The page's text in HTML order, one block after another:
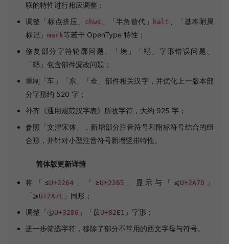
联的特性进行相应调整；
调整「标点挤压」
chws 、「半角替代」 halt
、「基本附属
标记」 mark等若干 OpenType 特性；
修复部分字符轮廓问题、「堍」「褟」字形错误问题、
「繇」包含部件漏改问题；
重制「车」「东」「佥」部件相关汉字，并优化上一版本部
分字形约 520 字；
补齐《通用规范汉字表》所收字符，大约 925 字；
参照「文津宋体」，新增部分注音符号和附标符号结合的组
合形，并针对小型注音符号新增竖排特性。
简体版更新详情
将「≤U+2264 」「≥U+2265 」显示与「⩽ U+2A7D 」
「⩾ U+2A7E 」同形；
调整「㊆U+3286 」「苡U+82E1 」字形；
进一步筛选字符，移除了部分不常用的西文字母与符号。